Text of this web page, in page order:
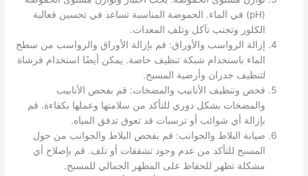
(pH) في الماء. الحموضة المناسبة تساعد في تحسين فعالية
الكلور وتجنب تآكل وتلف المعدات.
إزالة الرواسب والأوراق: قم بإزالة الأوراق والرواسب من سطح
الماء باستخدام شبكة تنظيف خاصة. يمكن أيضًا استخدام فرشاة
لتنظيف جدران وأرضية المسبح.
فحص وتنظيف الأنابيب والمضخات: قم بفحص الأنابيب
والمضخات بشكل دوري للتأكد من سلامتها وعملها بكفاءة. قم
بإزالة أي شوائب أو ترسبات قد تعوق تدفق المياه.
صيانة البلاط والجوانب: قم بفحص البلاط والجوانب من حول
المسبح للتأكد من عدم وجود تشققات أو تلف. قم بإصلاح أي
مشكلة تظهر للحفاظ على المظهر الجمالي للمسبح.